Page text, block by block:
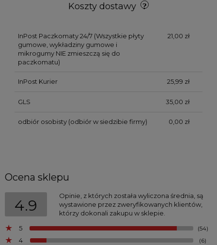
Koszty dostawy
InPost Paczkomaty 24/7(Wszystkie płyty
gumowe, wykładziny gumowe i
mikrogumy NIE zmieszczą się do
paczkomatu)
21,00 zł
InPost Kurier 25,99 zł
GLS 35,00 zł
odbiór osobisty(odbiór w siedzibie firmy) 0,00 zł
Ocena sklepu
4.9
Opinie, z których została wyliczona średnia, są
wystawione przez zweryfikowanych klientów,
którzy dokonali zakupu w sklepie.
5
(54)
4 (6)